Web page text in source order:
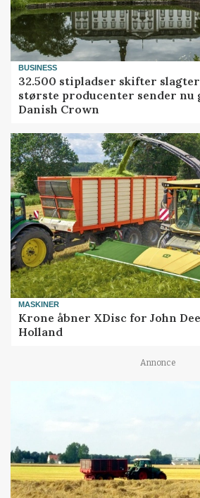
BUSINESS
32.500 stipladser skifter
største producenter sender nu
Danish Crown
MASKINER
Krone åbner XDisc for John
Holland
Annonce